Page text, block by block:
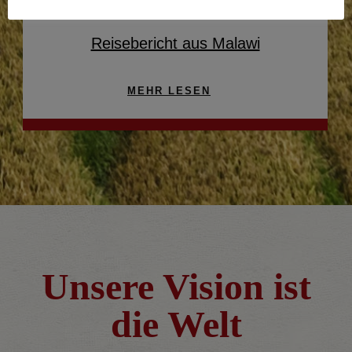
Reisebericht aus Malawi
MEHR LESEN
Unsere Vision ist
die Welt